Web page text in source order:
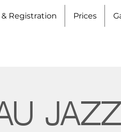
& Registration Prices